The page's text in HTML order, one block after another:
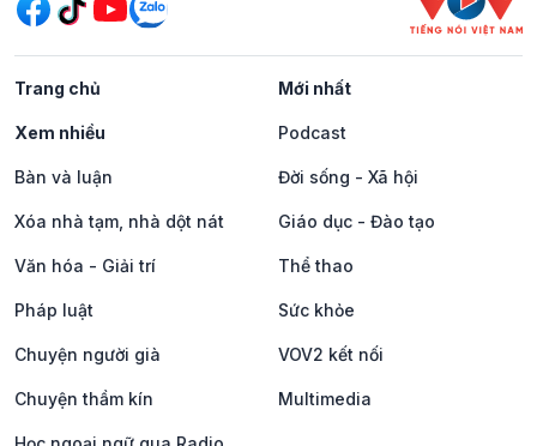
Trang chủ Mới nhất
Xem nhiều Podcast
Bàn và luận Đời sống - Xã hội
Xóa nhà tạm, nhà dột nát Giáo dục - Đào tạo
Văn hóa - Giải trí Thể thao
Pháp luật Sức khỏe
Chuyện người già VOV2 kết nối
Chuyện thầm kín Multimedia